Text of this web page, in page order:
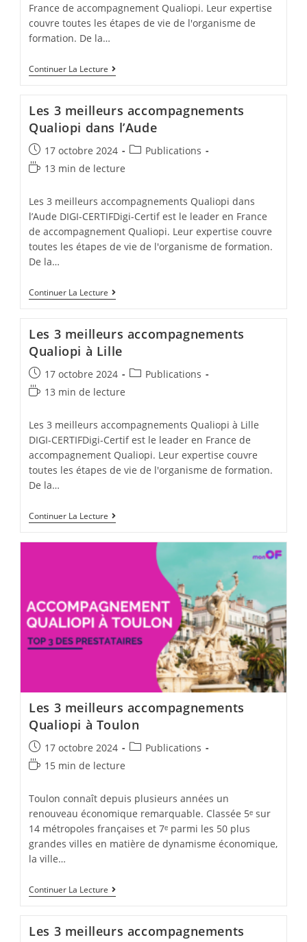
France de accompagnement Qualiopi. Leur expertise
couvre toutes les étapes de vie de l'organisme de
formation. De la…
Continuer La Lecture Les
3
Qualiopi
En
Martinique
Les 3 meilleurs accompagnements
Qualiopi dans l’Aude
Post
published:
17 octobre 2024
PostPublications
Temps
lecture :
13 min de lecture
Les 3 meilleurs accompagnements Qualiopi dans
l’Aude DIGI-CERTIFDigi-Certif est le leader en France
de accompagnement Qualiopi. Leur expertise couvre
toutes les étapes de vie de l'organisme de formation.
De la…
Continuer La Lecture Les
3
Qualiopi
Dans
L’Aude
Les 3 meilleurs accompagnements
Qualiopi à Lille
Post
published:
17 octobre 2024
PostPublications
Temps
lecture :
13 min de lecture
Les 3 meilleurs accompagnements Qualiopi à Lille
DIGI-CERTIFDigi-Certif est le leader en France de
accompagnement Qualiopi. Leur expertise couvre
toutes les étapes de vie de l'organisme de formation.
De la…
Continuer La Lecture Les
3
Accompagnements
Les 3 meilleurs accompagnements
Qualiopi à Toulon
Post
published:
17 octobre 2024
PostPublications
Temps
lecture :
15 min de lecture
Toulon connaît depuis plusieurs années un
renouveau économique remarquable. Classée 5ᵉ sur
14 métropoles françaises et 7ᵉ parmi les 50 plus
grandes villes en matière de dynamisme économique,
la ville…
Continuer La Lecture Les
3
Qualiopi
Les 3 meilleurs accompagnements